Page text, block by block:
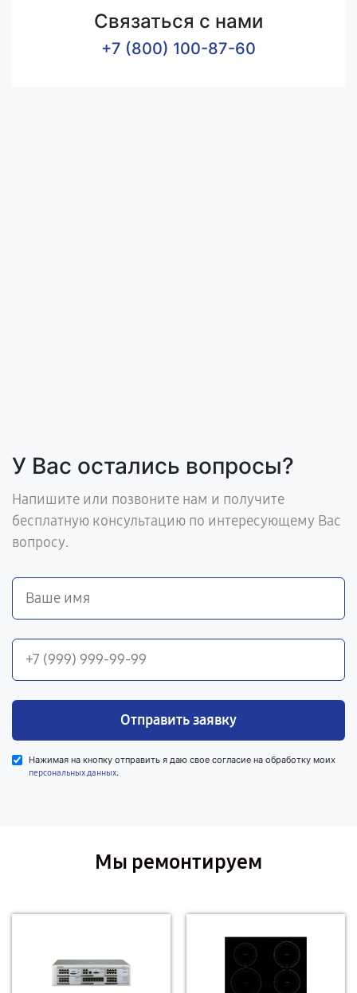
Связаться с нами
+7 (800) 100-87-60
У Вас остались вопросы?
Напишите или позвоните нам и получите
бесплатную консультацию по интересующему Вас
вопросу.
Отправить заявку
Нажимая на кнопку отправить я даю свое согласие на обработку моих
персональных данных.
Мы ремонтируем